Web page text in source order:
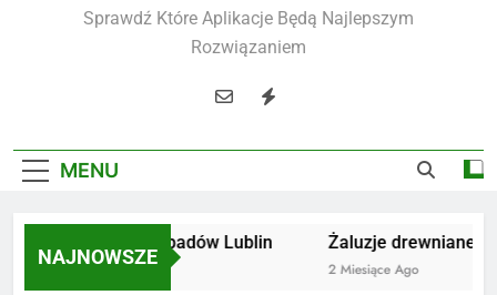
Sprawdź Które Aplikacje Będą Najlepszym
Rozwiązaniem
MENU
NAJNOWSZE
Utylizacja odpadów Lublin
2 Miesiące Ago
Żaluzje drewniane
2 Miesiące Ago